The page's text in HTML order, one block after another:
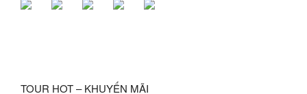
TOUR HOT – KHUYẾN MÃI